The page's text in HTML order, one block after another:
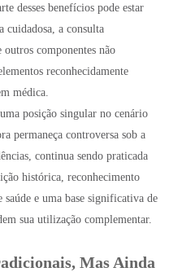
desses benefícios pode estar
cuidadosa, a consulta
componentes não
reconhecidamente
médica.
posição singular no cenário
permaneça controversa sob a
continua sendo praticada
histórica, reconhecimento
e uma base significativa de
sua utilização complementar.
Mas Ainda